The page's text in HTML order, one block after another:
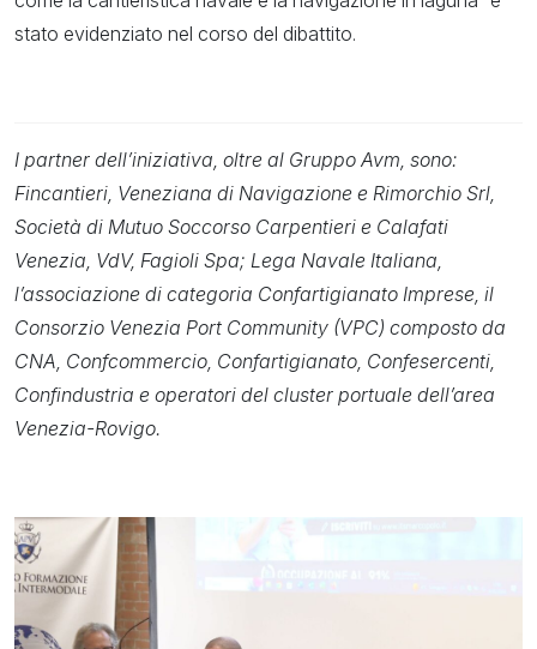
stato evidenziato nel corso del dibattito.
I partner dell’iniziativa, oltre al Gruppo Avm, sono:
Fincantieri, Veneziana di Navigazione e Rimorchio Srl,
Società di Mutuo Soccorso Carpentieri e Calafati
Venezia, VdV, Fagioli Spa; Lega Navale Italiana,
l’associazione di categoria Confartigianato Imprese, il
Consorzio Venezia Port Community (VPC) composto da
CNA, Confcommercio, Confartigianato, Confesercenti,
Confindustria e operatori del cluster portuale dell’area
Venezia-Rovigo.